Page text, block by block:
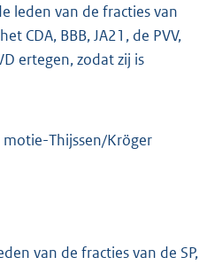
leden van de fracties van
CDA, BBB, JA21, de PVV,
ertegen, zodat zij is
Thijssen/Kröger
van de fracties van de SP,